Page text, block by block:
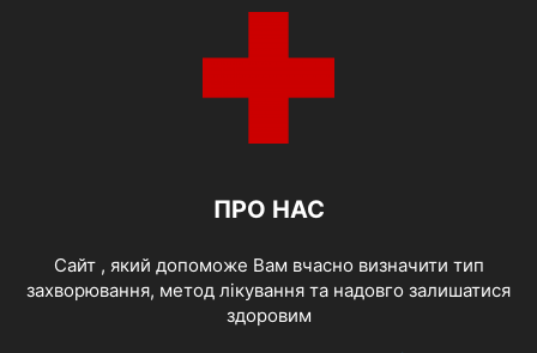
ПРО НАС
Cайт , який допоможе Вам вчасно визначити тип
захворювання, метод лікування та надовго залишатися
здоровим